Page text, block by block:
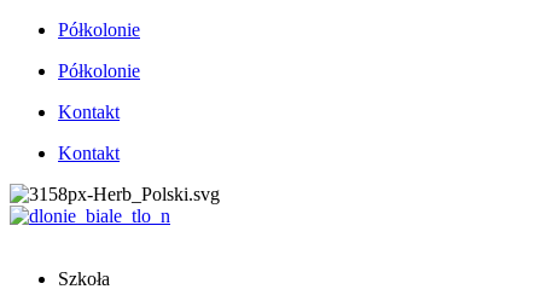
Półkolonie
Półkolonie
Kontakt
Kontakt
Szkoła